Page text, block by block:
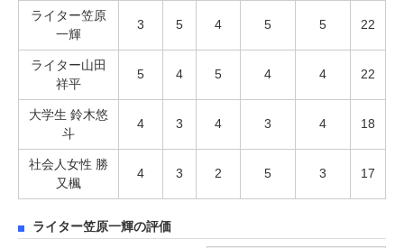
ライター笠原
一輝
3 5 4 5 5 22
ライター山田
祥平
5 4 5 4 4 22
大学生 鈴木悠
斗
4 3 4 3 4 18
社会人女性 勝
又楓
4 3 2 5 3 17
ライター笠原一輝の評価